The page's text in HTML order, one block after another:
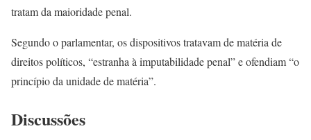
tratam da maioridade penal.
Segundo o parlamentar, os dispositivos tratavam de matéria de
direitos políticos, “estranha à imputabilidade penal” e ofendiam “o
princípio da unidade de matéria”.
Discussões